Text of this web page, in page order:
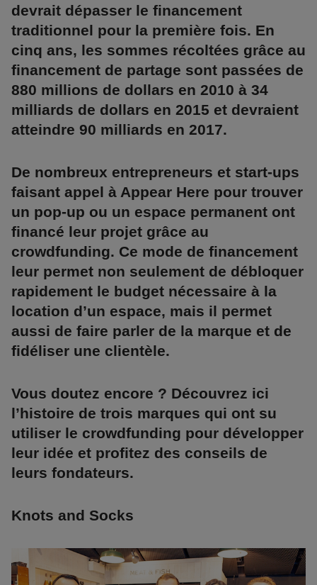
devrait dépasser le financement
traditionnel pour la première fois. En
cinq ans, les sommes récoltées grâce au
financement de partage sont passées de
880 millions de dollars en 2010 à 34
milliards de dollars en 2015 et devraient
atteindre 90 milliards en 2017.
De nombreux entrepreneurs et start-ups
faisant appel à Appear Here pour trouver
un pop-up ou un espace permanent ont
financé leur projet grâce au
crowdfunding. Ce mode de financement
leur permet non seulement de débloquer
rapidement le budget nécessaire à la
location d’un espace, mais il permet
aussi de faire parler de la marque et de
fidéliser une clientèle.
Vous doutez encore ? Découvrez ici
l’histoire de trois marques qui ont su
utiliser le crowdfunding pour développer
leur idée et profitez des conseils de
leurs fondateurs.
Knots and Socks